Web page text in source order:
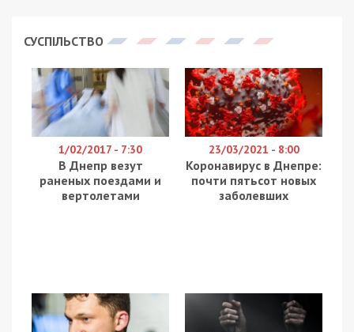
СУСПІЛЬСТВО
1/02/2017 - 7:30
В Днепр везут
раненых поездами и
вертолетами
23/03/2021 - 8:00
Коронавирус в Днепре:
почти пятьсот новых
заболевших